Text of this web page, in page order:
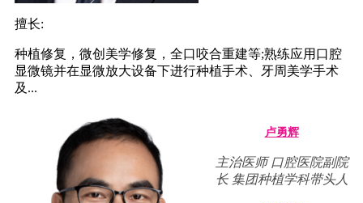
擅长:
种植修复，微创美学修复，全口咬合重建等;熟练应用口腔
显微镜并在显微放大设备下进行种植手术、牙周美学手术
及...
卢勇辉
主治医师 口腔医院副院
长 集团种植学科带头人